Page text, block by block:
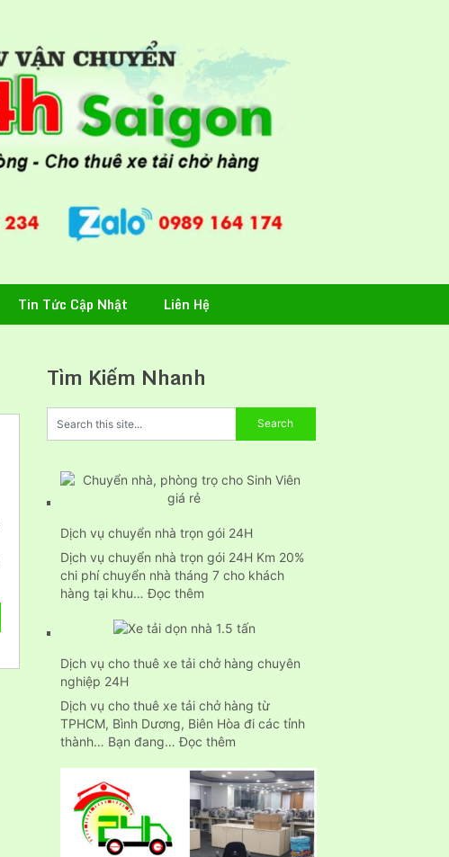
Tin Tức Cập Nhật Liên Hệ
Tìm Kiếm Nhanh
Dịch vụ chuyển nhà trọn gói 24H
Dịch vụ chuyển nhà trọn gói 24H Km 20%
chi phí chuyển nhà tháng 7 cho khách
hàng tại khu…Đọc thêm
vụ
nhà
gói
24H
Dịch vụ cho thuê xe tải chở hàng chuyên
nghiệp 24H
Dịch vụ cho thuê xe tải chở hàng từ
TPHCM, Bình Dương, Biên Hòa đi các tỉnh
thành… Bạn đang…Đọc thêm
vụ
cho
thuê
xe
tải